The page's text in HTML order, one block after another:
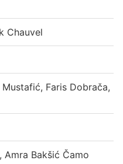
Chauvel
Faris Dobrača,
Amra Bakšić Čamo